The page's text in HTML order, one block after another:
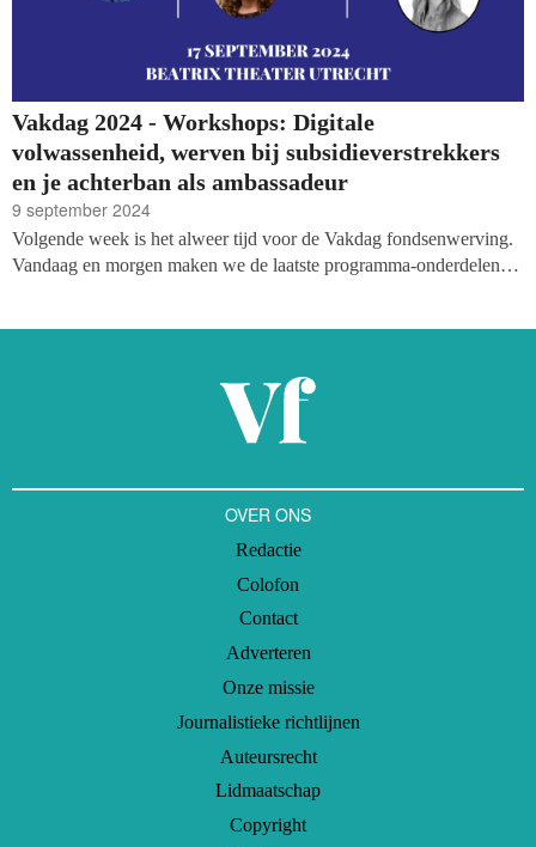
Vakdag 2024 - Workshops: Digitale
volwassenheid, werven bij subsidieverstrekkers
en je achterban als ambassadeur
9 september 2024
Volgende week is het alweer tijd voor de Vakdag fondsenwerving.
Vandaag en morgen maken we de laatste programma-onderdelen
OVER ONS
Redactie
Colofon
Contact
Adverteren
Onze missie
Journalistieke richtlijnen
Auteursrecht
Lidmaatschap
Copyright